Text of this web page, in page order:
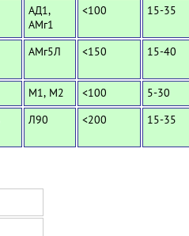
АД1,
АМг1
<100 15-35
АМг5Л <150 15-40
М1, М2 <100 5-30
Л90 <200 15-35